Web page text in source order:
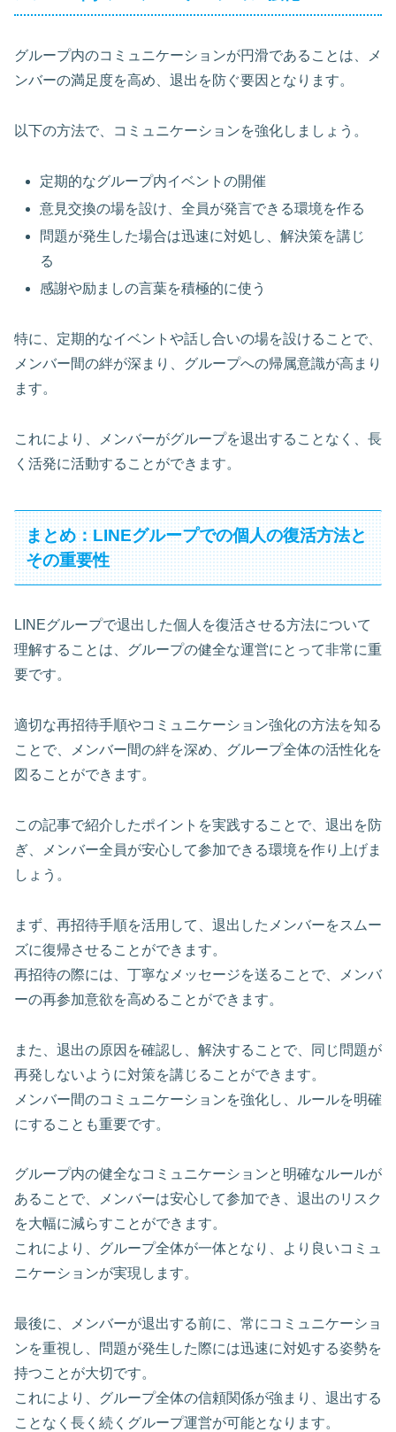
グループ内のコミュニケーションが円滑であることは、メ
ンバーの満足度を高め、退出を防ぐ要因となります。
以下の方法で、コミュニケーションを強化しましょう。
定期的なグループ内イベントの開催
意見交換の場を設け、全員が発言できる環境を作る
問題が発生した場合は迅速に対処し、解決策を講じ
る
感謝や励ましの言葉を積極的に使う
特に、定期的なイベントや話し合いの場を設けることで、
メンバー間の絆が深まり、グループへの帰属意識が高まり
ます。
これにより、メンバーがグループを退出することなく、長
く活発に活動することができます。
まとめ：LINEグループでの個人の復活方法と
その重要性
LINEグループで退出した個人を復活させる方法について
理解することは、グループの健全な運営にとって非常に重
要です。
適切な再招待手順やコミュニケーション強化の方法を知る
ことで、メンバー間の絆を深め、グループ全体の活性化を
図ることができます。
この記事で紹介したポイントを実践することで、退出を防
ぎ、メンバー全員が安心して参加できる環境を作り上げま
しょう。
まず、再招待手順を活用して、退出したメンバーをスムー
ズに復帰させることができます。
再招待の際には、丁寧なメッセージを送ることで、メンバ
ーの再参加意欲を高めることができます。
また、退出の原因を確認し、解決することで、同じ問題が
再発しないように対策を講じることができます。
メンバー間のコミュニケーションを強化し、ルールを明確
にすることも重要です。
グループ内の健全なコミュニケーションと明確なルールが
あることで、メンバーは安心して参加でき、退出のリスク
を大幅に減らすことができます。
これにより、グループ全体が一体となり、より良いコミュ
ニケーションが実現します。
最後に、メンバーが退出する前に、常にコミュニケーショ
ンを重視し、問題が発生した際には迅速に対処する姿勢を
持つことが大切です。
これにより、グループ全体の信頼関係が強まり、退出する
ことなく長く続くグループ運営が可能となります。